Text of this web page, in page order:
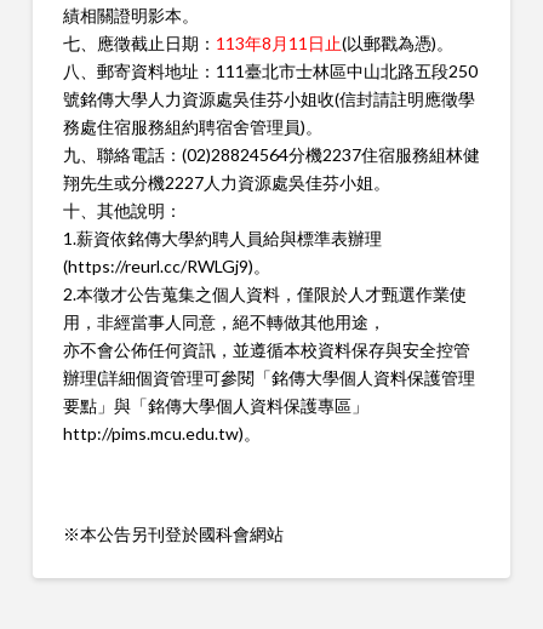
績相關證明影本。
七、應徵截止日期： 113年8月11日止(以郵戳為憑)。
八、郵寄資料地址：111臺北市士林區中山北路五段250
號銘傳大學人力資源處吳佳芬小姐收(信封請註明應徵學
務處住宿服務組約聘宿舍管理員)。
九、聯絡電話：(02)28824564分機2237住宿服務組林健
翔先生或分機2227人力資源處吳佳芬小姐。
十、其他說明：
1.薪資依銘傳大學約聘人員給與標準表辦理
(https://reurl.cc/RWLGj9)。
2.本徵才公告蒐集之個人資料，僅限於人才甄選作業使
用，非經當事人同意，絕不轉做其他用途，
亦不會公佈任何資訊，並遵循本校資料保存與安全控管
辦理(詳細個資管理可參閱「銘傳大學個人資料保護管理
要點」與「銘傳大學個人資料保護專區」
http://pims.mcu.edu.tw)。
※本公告另刊登於國科會網站